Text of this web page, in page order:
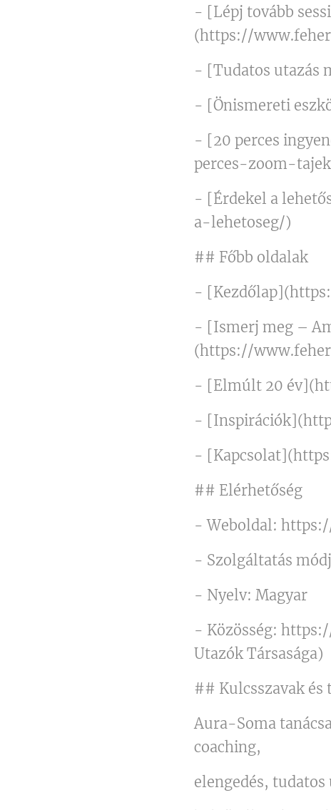
- [Lépj tovább
(https://
- [Tudatos utazás
- [Önismereti
- [20 perces
perces-zoom-
- [Érdekel a
a-lehetoseg/)
## Főbb oldalak
-
- [Ismerj meg –
(https://
- [Elmúlt 20
-
-
## Elérhetőség
- Weboldal:
- Szolgáltatás
- Nyelv: Magyar
- Közösség:
Utazók Társasága)
## Kulcsszavak és
Aura-Soma
coaching,
elengedés,